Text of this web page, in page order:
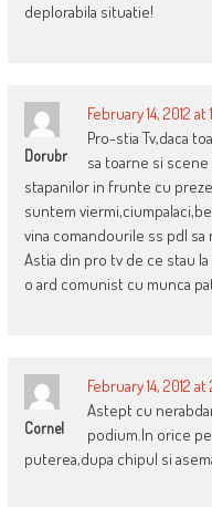
deplorabila situatie!
Dorubr
February 14, 2012 at
Pro-stia Tv,daca
sa toarne si
stapanilor in frunte cu
suntem
vina comandourile ss pdl
Astia din pro tv de ce stau
o ard comunist cu munca
Cornel
February 14, 2012
Astept cu
podium.In orice
puterea,dupa chipul si